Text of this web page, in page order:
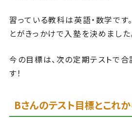
習っている教科は英語・数学です
とがきっかけで入塾を決めました
今の目標は、次の定期テストで
す！
Bさんのテスト目標とこれ